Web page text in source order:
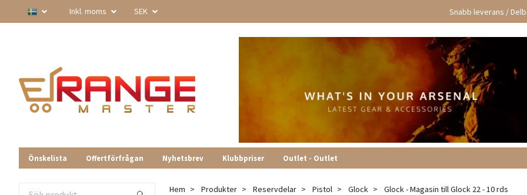
Inkl. moms SEK Snabb leverans /
Önskelista Offertförfrågan Nyhetsbrev Klubbpriser Outlet - Outlet
Hem Produkter Reservdelar Pistol Glock Glock - Magasin till Glock 22 - 10 rds